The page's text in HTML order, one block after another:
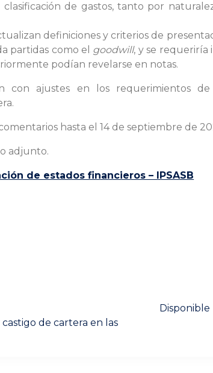
de gastos, tanto por
definiciones y criterios de
partidas como el goodwill, y se requeriría
podían revelarse en notas.
con ajustes en los requerimientos
hasta el 14 de septiembre de
adjunto.
de estados financieros – IPSASB
de cartera en las
Next